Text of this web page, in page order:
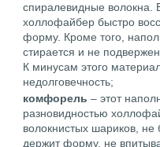
спиралевидные волокна.
холлофайбер быстро
форму. Кроме того,
стирается и не
К минусам этого
недолговечность;
комфорель – этот
разновидностью
волокнистых шариков,
держит форму, не